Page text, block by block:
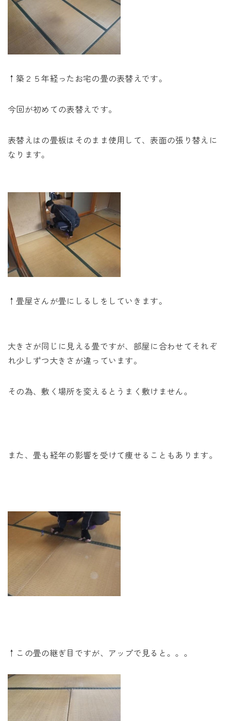
Tel. 0257-27-2157
↑築２５年経ったお宅の畳の表替えです。
今回が初めての表替えです。
表替えはの畳板はそのまま使用して、表面の張り替えに
なります。
↑畳屋さんが畳にしるしをしていきます。
大きさが同じに見える畳ですが、部屋に合わせてそれぞ
れ少しずつ大きさが違っています。
その為、敷く場所を変えるとうまく敷けません。
また、畳も経年の影響を受けて痩せることもあります。
↑この畳の継ぎ目ですが、アップで見ると。。。